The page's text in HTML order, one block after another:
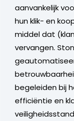
aanvankelijk
hun klik- en
middel dat
vervangen.
begeleiden bij
efficiëntie en